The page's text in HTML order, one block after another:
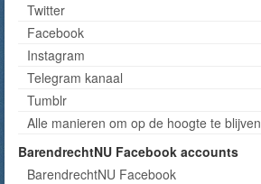
Twitter
Facebook
Instagram
Telegram kanaal
Tumblr
Alle manieren om op de hoogte te blijven
BarendrechtNU Facebook accounts
BarendrechtNU Facebook